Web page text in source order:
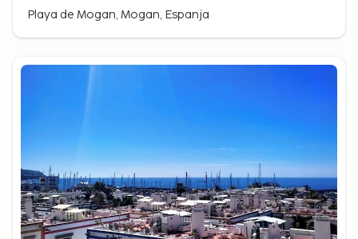
Playa de Mogan, Mogan, Espanja